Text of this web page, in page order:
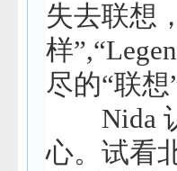
失去联想
样
尽的“联想
Nida
心。试看